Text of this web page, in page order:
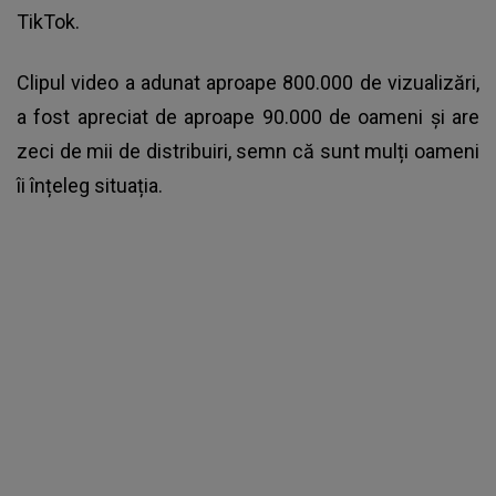
TikTok.
Clipul video a adunat aproape 800.000 de vizualizări,
a fost apreciat de aproape 90.000 de oameni și are
zeci de mii de distribuiri, semn că sunt mulți oameni
îi înțeleg situația.